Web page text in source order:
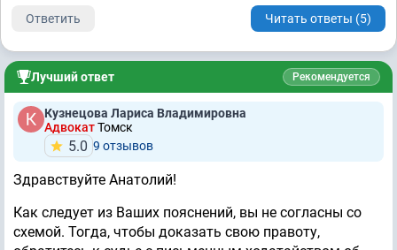
Ответить Читать ответы (5)
Лучший ответ Рекомендуется
Кузнецова Лариса Владимировна
АдвокатТомск
5.0 9 отзывов
Здравствуйте Анатолий!
Как следует из Ваших пояснений, вы не согласны со
схемой. Тогда, чтобы доказать свою правоту,